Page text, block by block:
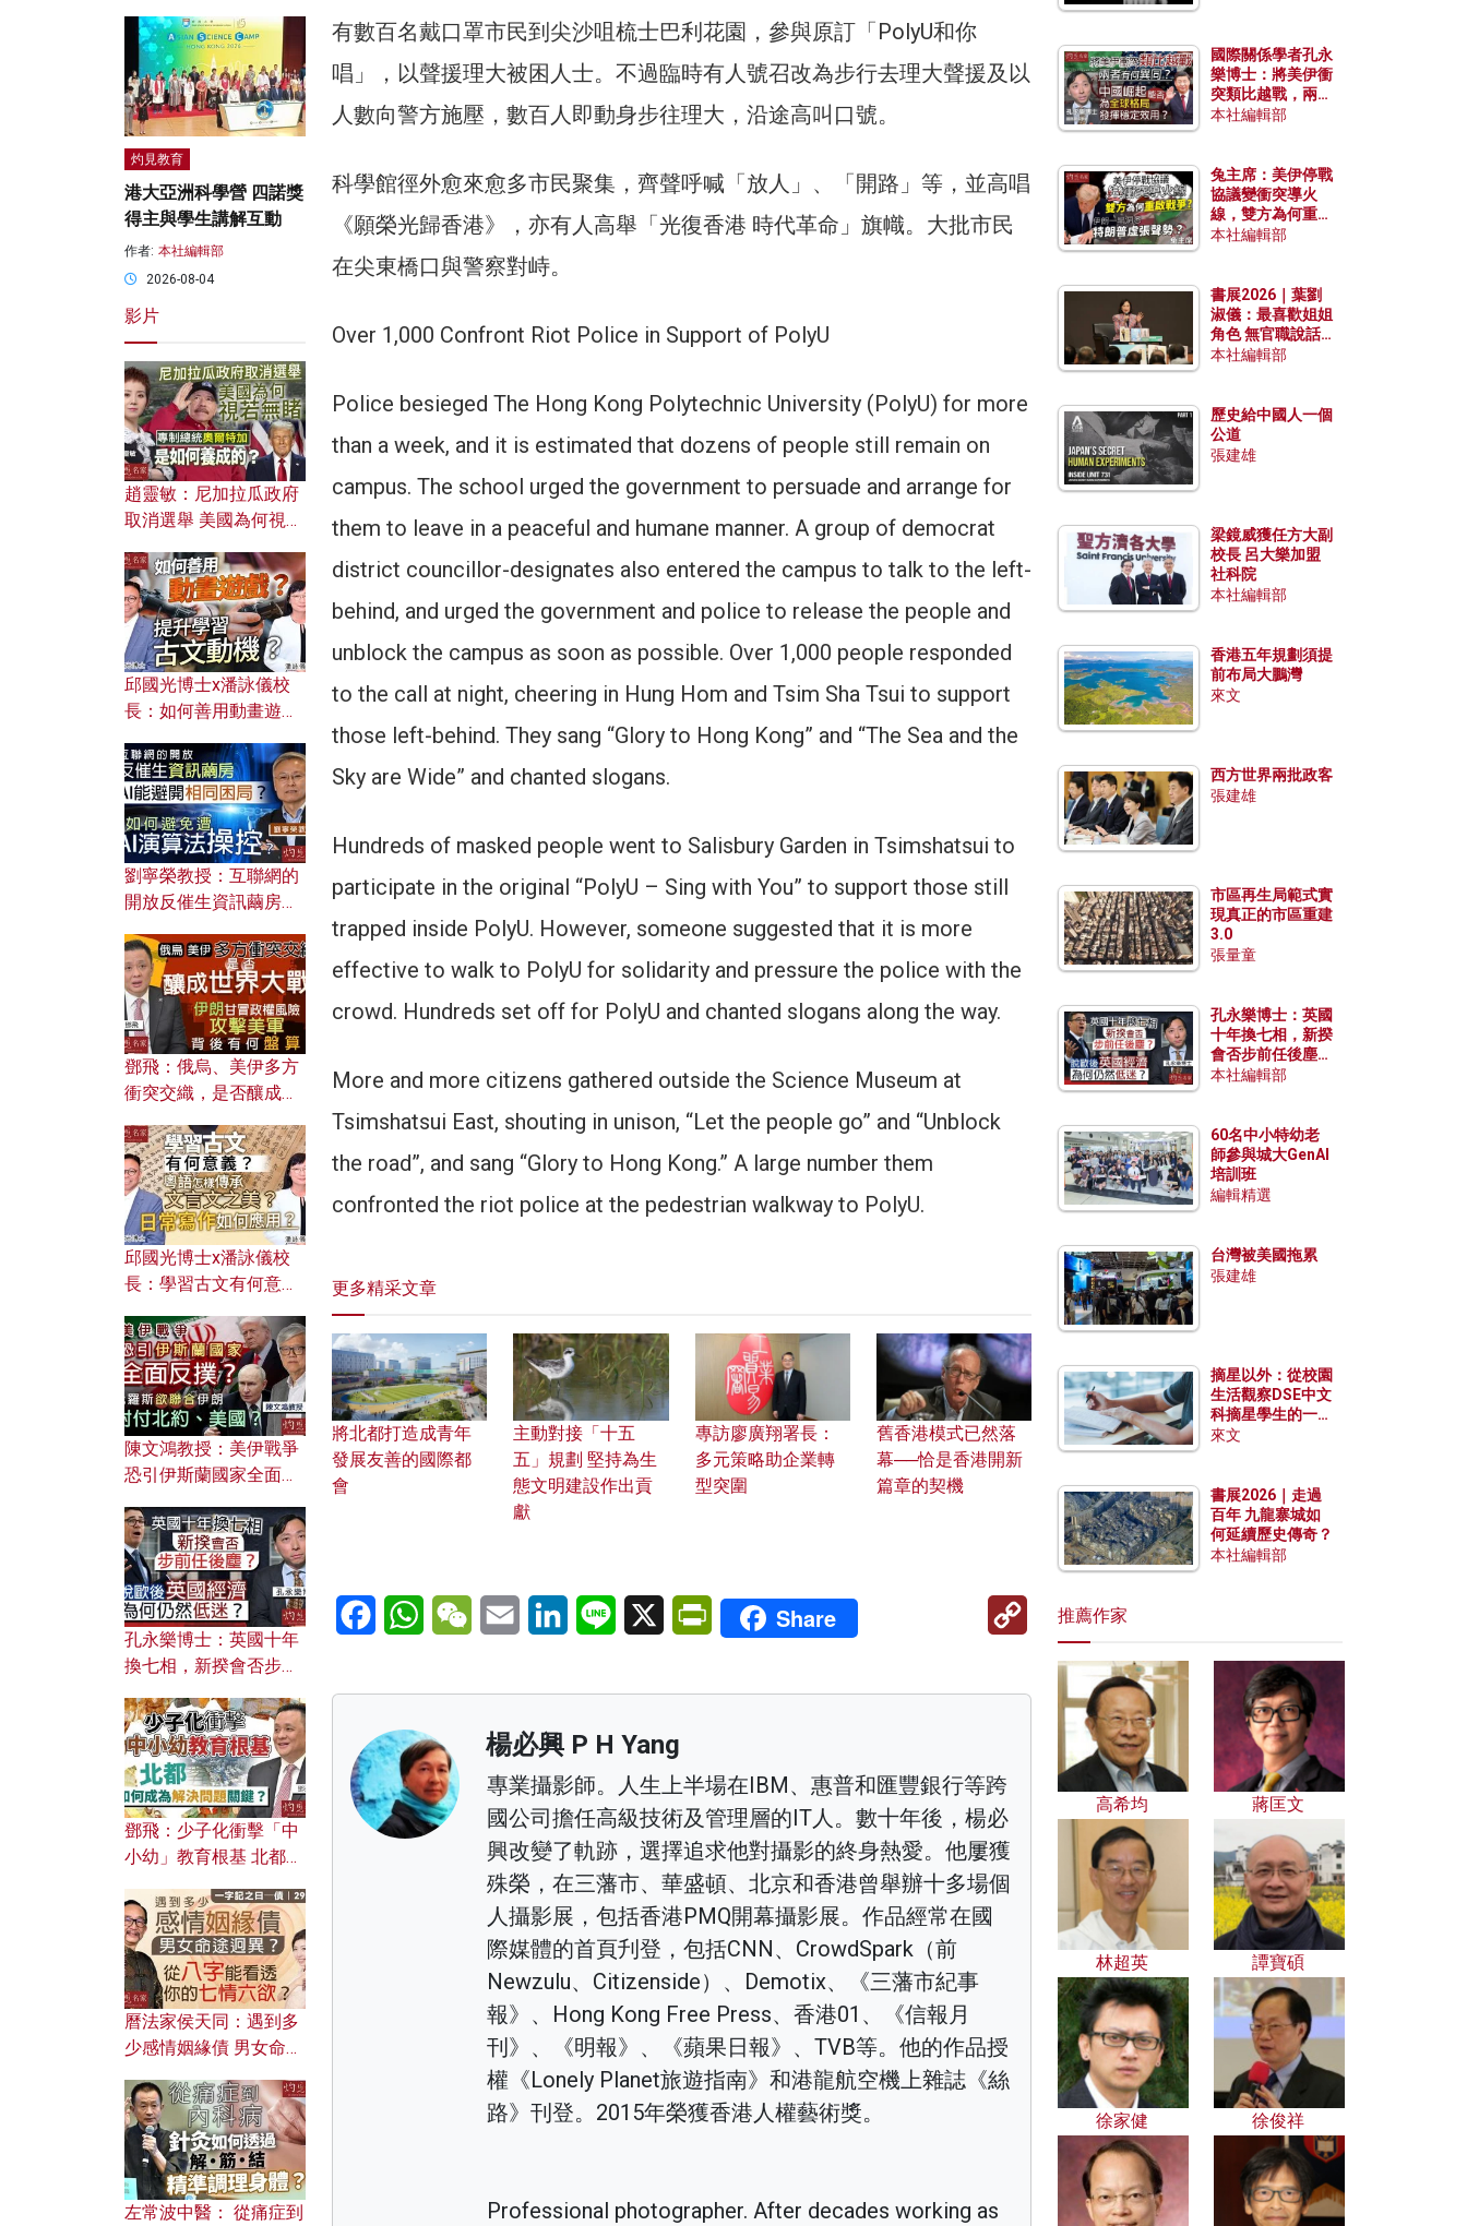
有數百名戴口罩市民到尖沙咀梳士巴利花園，參與原訂「PolyU和你
唱」，以聲援理大被困人士。不過臨時有人號召改為步行去理大聲援及以
人數向警方施壓，數百人即動身步往理大，沿途高叫口號。
科學館徑外愈來愈多市民聚集，齊聲呼喊「放人」、「開路」等，並高唱
《願榮光歸香港》，亦有人高舉「光復香港 時代革命」旗幟。大批市民
在尖東橋口與警察對峙。
Over 1,000 Confront Riot Police in Support of PolyU
Police besieged The Hong Kong Polytechnic University (PolyU) for more
than a week, and it is estimated that dozens of people still remain on
campus. The school urged the government to persuade and arrange for
them to leave in a peaceful and humane manner. A group of democrat
district councillor-designates also entered the campus to talk to the left-
behind, and urged the government and police to release the people and
unblock the campus as soon as possible. Over 1,000 people responded
to the call at night, cheering in Hung Hom and Tsim Sha Tsui to support
those left-behind. They sang “Glory to Hong Kong” and “The Sea and the
Sky are Wide” and chanted slogans.
Hundreds of masked people went to Salisbury Garden in Tsimshatsui to
participate in the original “PolyU – Sing with You” to support those still
trapped inside PolyU. However, someone suggested that it is more
effective to walk to PolyU for solidarity and pressure the police with the
crowd. Hundreds set off for PolyU and chanted slogans along the way.
More and more citizens gathered outside the Science Museum at
Tsimshatsui East, shouting in unison, “Let the people go” and “Unblock
the road”, and sang “Glory to Hong Kong.” A large number them
confronted the riot police at the pedestrian walkway to PolyU.
更多精采文章
將北都打造成青年
發展友善的國際都
會
主動對接「十五
五」規劃 堅持為生
態文明建設作出貢
獻
專訪廖廣翔署長：
多元策略助企業轉
型突圍
舊香港模式已然落
幕──恰是香港開新
篇章的契機
FacebookWhatsAppWeChatEmail LinkedInLine X PrintFriendly
Share
Copy
Link
楊必興 P H Yang
專業攝影師。人生上半場在IBM、惠普和匯豐銀行等跨
國公司擔任高級技術及管理層的IT人。數十年後，楊必
興改變了軌跡，選擇追求他對攝影的終身熱愛。他屢獲
殊榮，在三藩市、華盛頓、北京和香港曾舉辦十多場個
人攝影展，包括香港PMQ開幕攝影展。作品經常在國
際媒體的首頁刋登，包括CNN、CrowdSpark（前
Newzulu、Citizenside）、Demotix、《三藩市紀事
報》、Hong Kong Free Press、香港01、《信報月
刊》、《明報》、《蘋果日報》、TVB等。他的作品授
權《Lonely Planet旅遊指南》和港龍航空機上雜誌《絲
路》刊登。2015年榮獲香港人權藝術獎。
Professional photographer. After decades working as
灼見教育
港大亞洲科學營 四諾獎
得主與學生講解互動
作者: 本社編輯部
2026-08-04
影片
趙靈敏：尼加拉瓜政府
取消選舉 美國為何視若
加是如何養成的？
邱國光博士x潘詠儀校
長：如何善用動畫遊戲
劉寧榮教授：互聯網的
開放反催生資訊繭房，
何避免遭AI演算法操
控？
鄧飛：俄烏、美伊多方
衝突交織，是否釀成世
風險攻擊美軍，背後有
何盤算？
邱國光博士x潘詠儀校
長：學習古文有何意
文之美？ 日常寫作如何
應用？
陳文鴻教授：美伊戰爭
恐引伊斯蘭國家全面反
對付北約美國？
孔永樂博士：英國十年
換七相，新揆會否步前
濟為何仍然低迷？
鄧飛：少子化衝擊「中
小幼」教育根基 北都如
曆法家侯天同：遇到多
少感情姻緣債 男女命途
的七情六欲？
左常波中醫： 從痛症到
國際關係學者孔永
樂博士：將美伊衝
突類比越戰，兩者
有何異同？中國崛
本社編輯部
兔主席：美伊停戰
協議變衝突導火
線，雙方為何重啟
戰爭？伊朗一早洞
本社編輯部
書展2026｜葉劉
淑儀：最喜歡姐姐
角色 無官職說話
包袱少
本社編輯部
歷史給中國人一個
公道
張建雄
梁鏡威獲任方大副
校長 呂大樂加盟
社科院
本社編輯部
香港五年規劃須提
前布局大鵬灣
來文
西方世界兩批政客
張建雄
市區再生局範式實
現真正的市區重建
3.0
張量童
孔永樂博士：英國
十年換七相，新揆
會否步前任後塵？
脫歐後英國經濟為
本社編輯部
60名中小特幼老
師參與城大GenAI
培訓班
編輯精選
台灣被美國拖累
張建雄
摘星以外：從校園
生活觀察DSE中文
科摘星學生的一點
特質
來文
書展2026｜走過
百年 九龍寨城如
何延續歷史傳奇？
本社編輯部
推薦作家
高希均 蔣匡文
林超英 譚寶碩
徐家健 徐俊祥